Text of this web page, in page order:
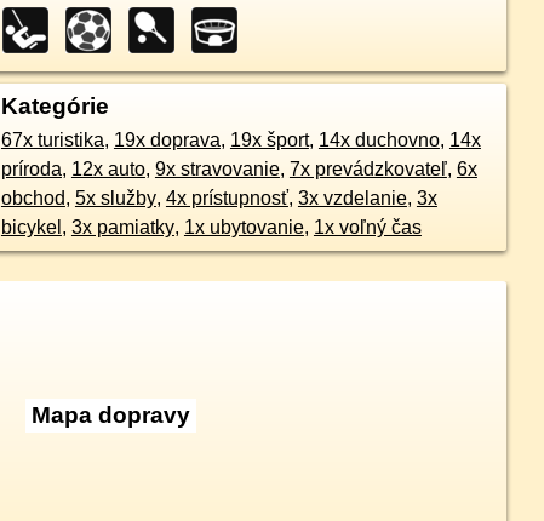
Kategórie
67x turistika, 19x doprava, 19x šport, 14x duchovno, 14x
príroda, 12x auto, 9x stravovanie, 7x prevádzkovateľ, 6x
obchod, 5x služby, 4x prístupnosť, 3x vzdelanie, 3x
bicykel , 3x pamiatky, 1x ubytovanie, 1x voľný čas
Mapa dopravy